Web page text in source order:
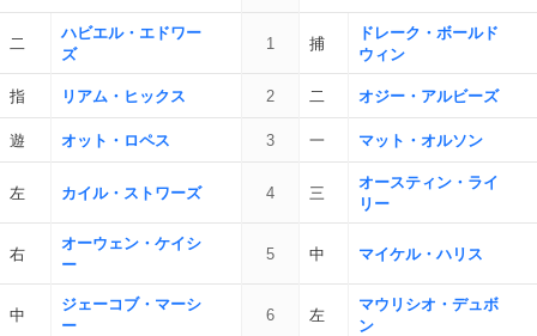
二
ハビエル・エドワー
ズ
1 捕
ドレーク・ボールド
ウィン
指 リアム・ヒックス 2 二 オジー・アルビーズ
遊 オット・ロペス 3 一 マット・オルソン
左 カイル・ストワーズ 4 三
オースティン・ライ
リー
右
オーウェン・ケイシ
ー
5 中 マイケル・ハリス
中
ジェーコブ・マーシ
ー
6 左
マウリシオ・デュボ
ン